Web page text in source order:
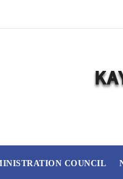
COUNCIL